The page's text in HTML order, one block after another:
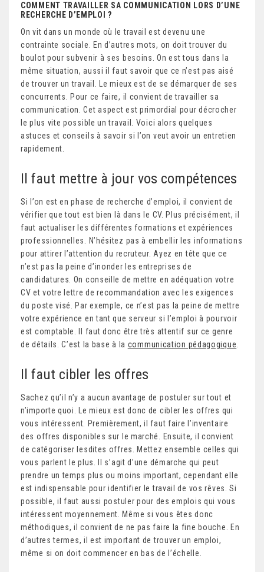
COMMENT TRAVAILLER SA COMMUNICATION LORS D’UNE
RECHERCHE D’EMPLOI ?
On vit dans un monde où le travail est devenu une
contrainte sociale. En d’autres mots, on doit trouver du
boulot pour subvenir à ses besoins. On est tous dans la
même situation, aussi il faut savoir que ce n’est pas aisé
de trouver un travail. Le mieux est de se démarquer de ses
concurrents. Pour ce faire, il convient de travailler sa
communication. Cet aspect est primordial pour décrocher
le plus vite possible un travail. Voici alors quelques
astuces et conseils à savoir si l’on veut avoir un entretien
rapidement.
Il faut mettre à jour vos compétences
Si l’on est en phase de recherche d’emploi, il convient de
vérifier que tout est bien là dans le CV. Plus précisément, il
faut actualiser les différentes formations et expériences
professionnelles. N’hésitez pas à embellir les informations
pour attirer l’attention du recruteur. Ayez en tête que ce
n’est pas la peine d’inonder les entreprises de
candidatures. On conseille de mettre en adéquation votre
CV et votre lettre de recommandation avec les exigences
du poste visé. Par exemple, ce n’est pas la peine de mettre
votre expérience en tant que serveur si l’emploi à pourvoir
est comptable. Il faut donc être très attentif sur ce genre
de détails. C’est la base à la communication pédagogique.
Il faut cibler les offres
Sachez qu’il n’y a aucun avantage de postuler sur tout et
n’importe quoi. Le mieux est donc de cibler les offres qui
vous intéressent. Premièrement, il faut faire l’inventaire
des offres disponibles sur le marché. Ensuite, il convient
de catégoriser lesdites offres. Mettez ensemble celles qui
vous parlent le plus. Il s’agit d’une démarche qui peut
prendre un temps plus ou moins important, cependant elle
est indispensable pour identifier le travail de vos rêves. Si
possible, il faut aussi postuler pour des emplois qui vous
intéressent moyennement. Même si vous êtes donc
méthodiques, il convient de ne pas faire la fine bouche. En
d’autres termes, il est important de trouver un emploi,
même si on doit commencer en bas de l’échelle.